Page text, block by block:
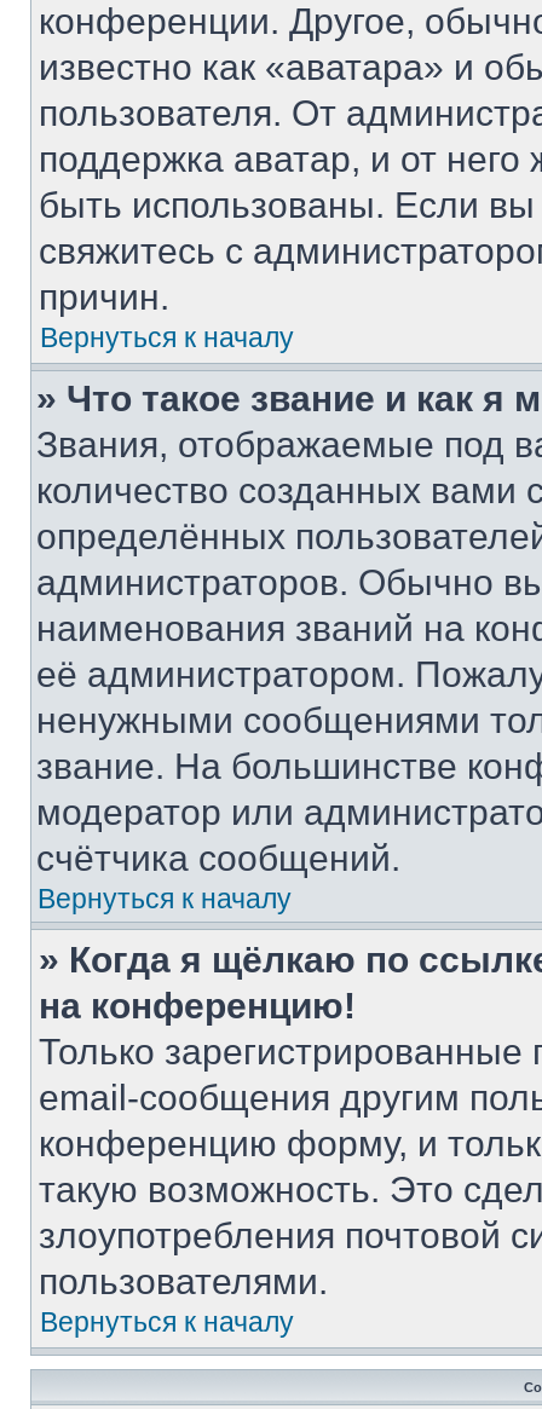
конференции. Другое,
известно как «аватара» и
пользователя. От
поддержка аватар, и от него
быть использованы. Если
свяжитесь с
причин.
Вернуться к началу
» Что такое звание и как я
Звания, отображаемые под
количество созданных
определённых
администраторов. Обычно
наименования званий на
её администратором.
ненужными сообщениями
звание. На большинстве
модератор или
счётчика сообщений.
Вернуться к началу
» Когда я щёлкаю по
на конференцию!
Только зарегистрированные
email-сообщения другим
конференцию форму, и
такую возможность. Это
злоупотребления почтовой
пользователями.
Вернуться к началу